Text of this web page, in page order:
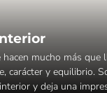
hacen mucho más que
carácter y equilibrio.
y deja una